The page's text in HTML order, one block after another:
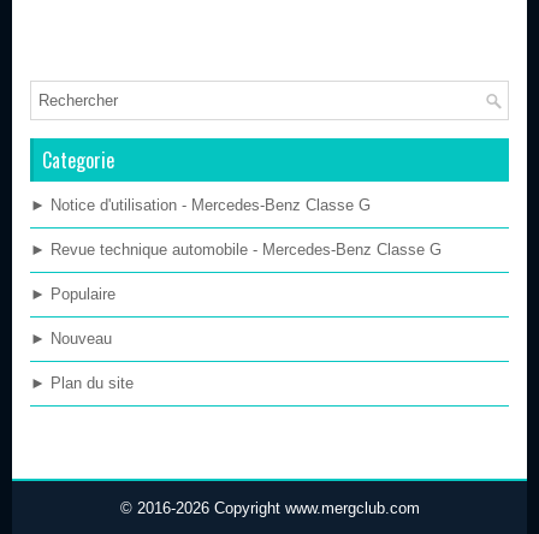
Categorie
► Notice d'utilisation - Mercedes-Benz Classe G
► Revue technique automobile - Mercedes-Benz Classe G
► Populaire
► Nouveau
► Plan du site
© 2016-2026 Copyright www.mergclub.com